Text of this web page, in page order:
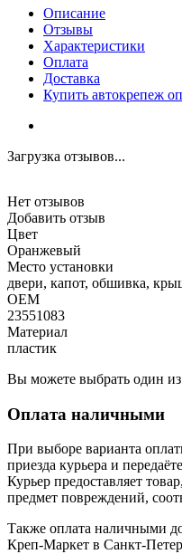
Описание
Отзывы
Характеристики
Оплата
Доставка
Купить автокрепеж
Загрузка отзывов...
Нет отзывов
Добавить отзыв
Цвет
Оранжевый
Место установки
двери, капот, обшивка,
OEM
23551083
Материал
пластик
Вы можете выбрать один
Оплата наличными
При выборе варианта
приезда курьера и
Курьер предоставляет
предмет повреждений,
Также оплата наличными
Креп-Маркет в Санкт-